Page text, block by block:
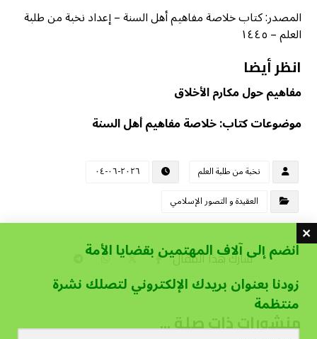
المصدر: كتاب خلاصة مفاهيم أهل السنة – إعداد نخبة من طلبة
العلم – ١٤٤٥
انظر أيضا
مفاهيم حول مكارم الأخلاق
موضوعات كتاب: خلاصة مفاهيم أهل السنة
نخبة من طلبة العلم
٢٠٢٦-٠٦-٠٤
العقيدة و التصور الإسلامي
منشورات ذات صلة ...
انضم إلى آلاف المهتمين بقضايا الأمة
زودنا بعنوان بريدك الإلكتروني لتصلك نشرة
منتظمة